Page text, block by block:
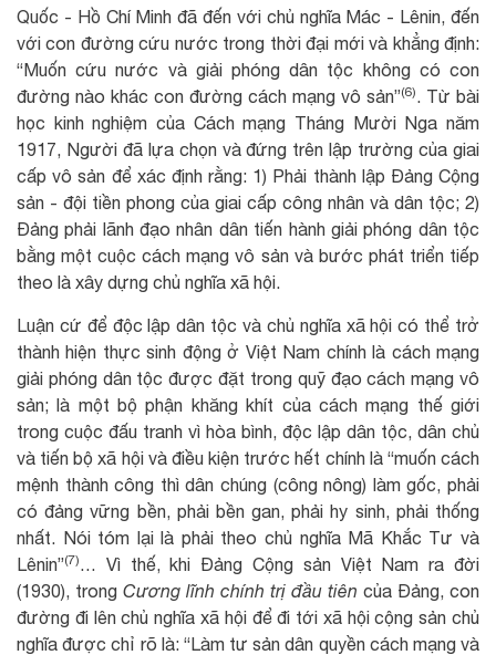
Quốc - Hồ Chí Minh đã đến với chủ nghĩa Mác - Lênin, đến
với con đường cứu nước trong thời đại mới và khẳng định:
“Muốn cứu nước và giải phóng dân tộc không có con
đường nào khác con đường cách mạng vô sản”(6). Từ bài
học kinh nghiệm của Cách mạng Tháng Mười Nga năm
1917, Người đã lựa chọn và đứng trên lập trường của giai
cấp vô sản để xác định rằng: 1) Phải thành lập Đảng Cộng
sản - đội tiền phong của giai cấp công nhân và dân tộc; 2)
Đảng phải lãnh đạo nhân dân tiến hành giải phóng dân tộc
bằng một cuộc cách mạng vô sản và bước phát triển tiếp
theo là xây dựng chủ nghĩa xã hội.
Luận cứ để độc lập dân tộc và chủ nghĩa xã hội có thể trở
thành hiện thực sinh động ở Việt Nam chính là cách mạng
giải phóng dân tộc được đặt trong quỹ đạo cách mạng vô
sản; là một bộ phận khăng khít của cách mạng thế giới
trong cuộc đấu tranh vì hòa bình, độc lập dân tộc, dân chủ
và tiến bộ xã hội và điều kiện trước hết chính là “muốn cách
mệnh thành công thì dân chúng (công nông) làm gốc, phải
có đảng vững bền, phải bền gan, phải hy sinh, phải thống
nhất. Nói tóm lại là phải theo chủ nghĩa Mã Khắc Tư và
Lênin”(7)… Vì thế, khi Đảng Cộng sản Việt Nam ra đời
(1930), trong Cương lĩnh chính trị đầu tiên của Đảng, con
đường đi lên chủ nghĩa xã hội để đi tới xã hội cộng sản chủ
nghĩa được chỉ rõ là: “Làm tư sản dân quyền cách mạng và